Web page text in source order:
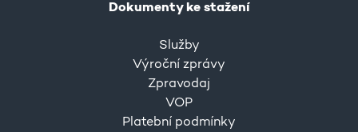
Dokumenty ke stažení
Služby
Výroční zprávy
Zpravodaj
VOP
Platební podmínky